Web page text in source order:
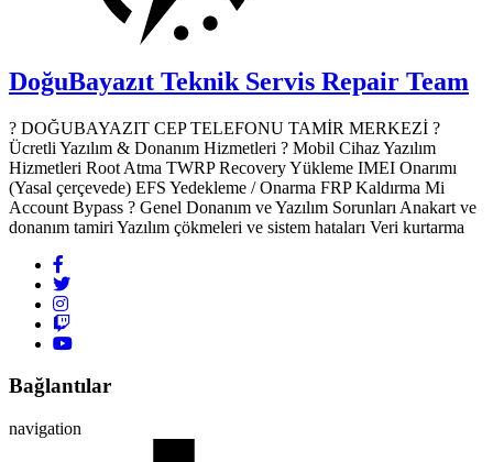
DoğuBayazıt Teknik Servis Repair Team
? DOĞUBAYAZIT CEP TELEFONU TAMİR MERKEZİ ?️
Ücretli Yazılım & Donanım Hizmetleri ? Mobil Cihaz Yazılım
Hizmetleri Root Atma TWRP Recovery Yükleme IMEI Onarımı
(Yasal çerçevede) EFS Yedekleme / Onarma FRP Kaldırma Mi
Account Bypass ? Genel Donanım ve Yazılım Sorunları Anakart ve
donanım tamiri Yazılım çökmeleri ve sistem hataları Veri kurtarma
Bağlantılar
navigation